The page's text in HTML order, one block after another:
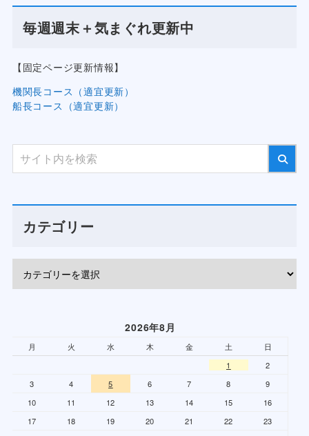
毎週週末＋気まぐれ更新中
【固定ページ更新情報】
機関長コース（適宜更新）
船長コース（適宜更新）
カテゴリー
2026年8月
月 火 水 木 金 土
日
1
2
3
4 5 6 7 8
9
10
11 12 13 14 15
16
17
18 19 20 21 22
23